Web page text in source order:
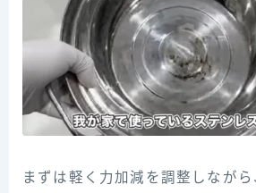
まずは軽く力加減を調整しなが